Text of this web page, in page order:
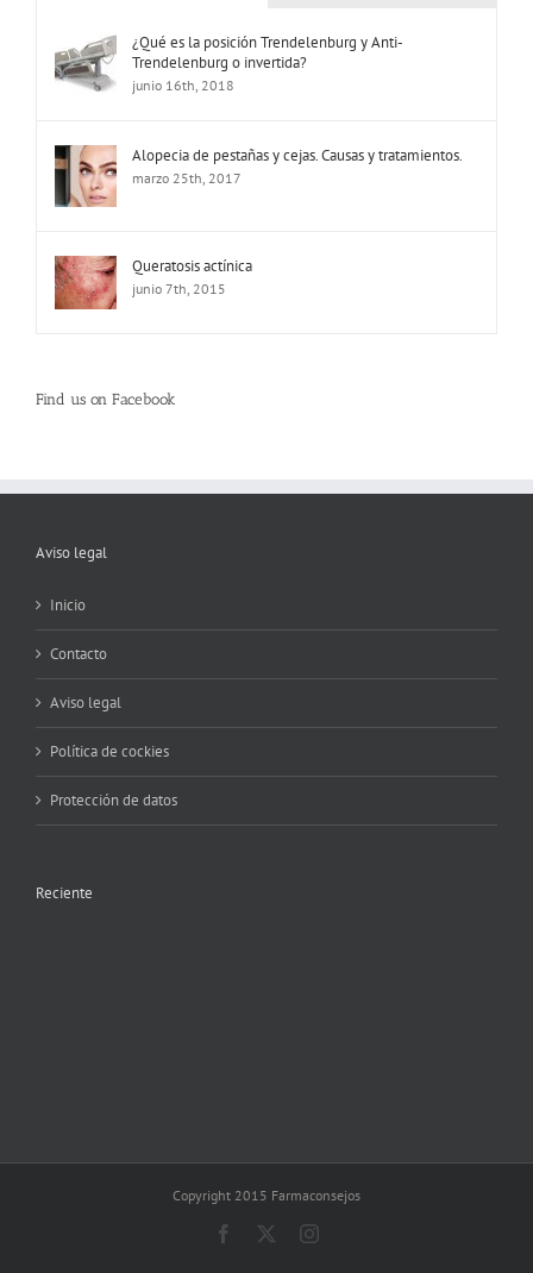
¿Qué es la posición Trendelenburg y Anti-
Trendelenburg o invertida?
junio 16th, 2018
Alopecia de pestañas y cejas. Causas y tratamientos.
marzo 25th, 2017
Queratosis actínica
junio 7th, 2015
Find us on Facebook
Aviso legal
Inicio
Contacto
Aviso legal
Política de cockies
Protección de datos
Reciente
Copyright 2015 Farmaconsejos
Facebook Instagram